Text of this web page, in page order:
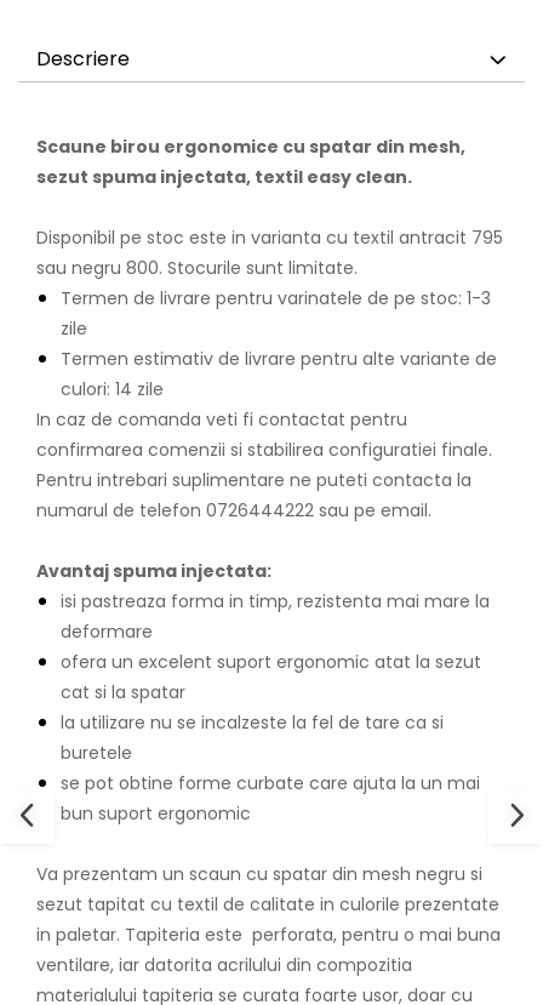
Descriere
Scaune birou ergonomice cu spatar din mesh,
sezut spuma injectata, textil easy clean.
Disponibil pe stoc este in varianta cu textil antracit 795
sau negru 800. Stocurile sunt limitate.
Termen de livrare pentru varinatele de pe stoc: 1-3
zile
Termen estimativ de livrare pentru alte variante de
culori: 14 zile
In caz de comanda veti fi contactat pentru
confirmarea comenzii si stabilirea configuratiei finale.
Pentru intrebari suplimentare ne puteti contacta la
numarul de telefon 0726444222 sau pe email.
Avantaj spuma injectata:
isi pastreaza forma in timp, rezistenta mai mare la
deformare
ofera un excelent suport ergonomic atat la sezut
cat si la spatar
la utilizare nu se incalzeste la fel de tare ca si
buretele
se pot obtine forme curbate care ajuta la un mai
bun suport ergonomic
Va prezentam un scaun cu spatar din mesh negru si
sezut tapitat cu textil de calitate in culorile prezentate
in paletar. Tapiteria este perforata, pentru o mai buna
ventilare, iar datorita acrilului din compozitia
materialului tapiteria se curata foarte usor, doar cu